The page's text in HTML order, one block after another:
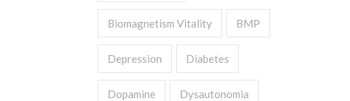
Biomagnetism Vitality BMP
Depression Diabetes
Dopamine Dysautonomia